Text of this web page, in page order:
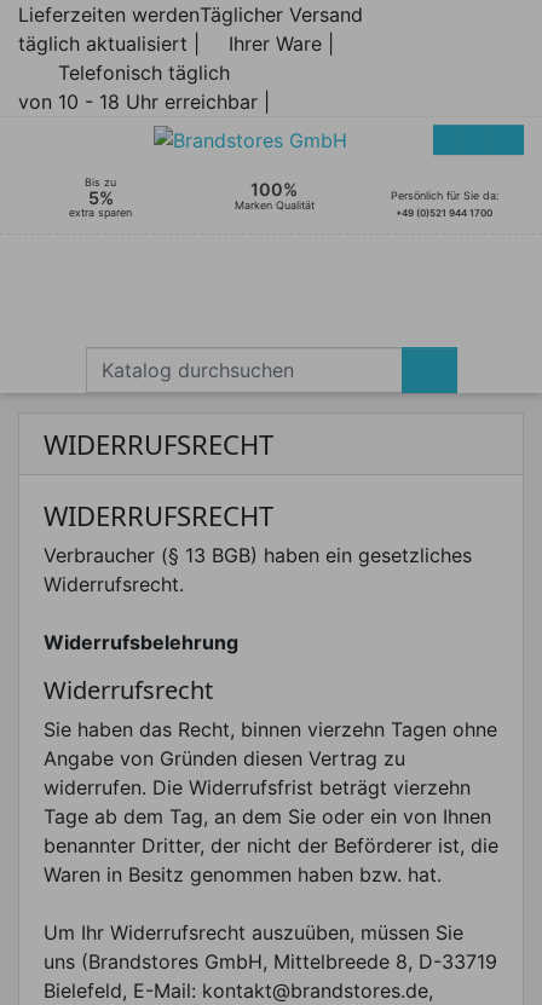
Lieferzeiten werden
täglich aktualisiert |
Täglicher Versand
Ihrer Ware |
Telefonisch täglich
von 10 - 18 Uhr erreichbar |
Bis zu
5%
extra sparen
100%
Marken Qualität
Persönlich für Sie da:
+49 (0)521 944 1700
WIDERRUFSRECHT
WIDERRUFSRECHT
Verbraucher (§ 13 BGB) haben ein gesetzliches
Widerrufsrecht.
Widerrufsbelehrung
Widerrufsrecht
Sie haben das Recht, binnen vierzehn Tagen ohne
Angabe von Gründen diesen Vertrag zu
widerrufen. Die Widerrufsfrist beträgt vierzehn
Tage ab dem Tag, an dem Sie oder ein von Ihnen
benannter Dritter, der nicht der Beförderer ist, die
Waren in Besitz genommen haben bzw. hat.
Um Ihr Widerrufsrecht auszuüben, müssen Sie
uns (Brandstores GmbH, Mittelbreede 8, D-33719
Bielefeld, E-Mail: kontakt@brandstores.de,